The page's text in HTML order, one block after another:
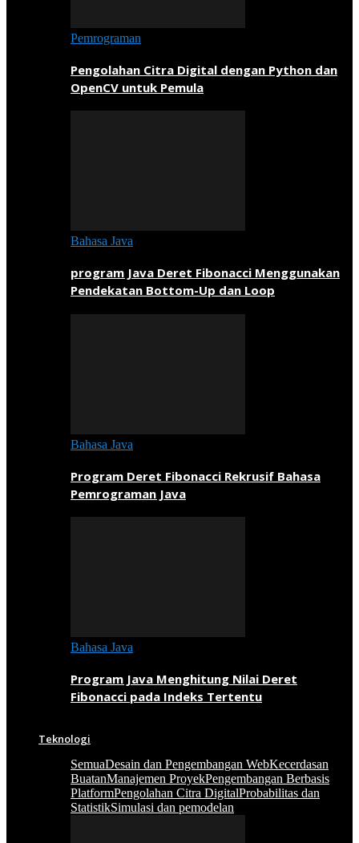
Pemrograman
Pengolahan Citra Digital dengan Python dan
OpenCV untuk Pemula
Bahasa Java
program Java Deret Fibonacci Menggunakan
Pendekatan Bottom-Up dan Loop
Bahasa Java
Program Deret Fibonacci Rekrusif Bahasa
Pemrograman Java
Bahasa Java
Program Java Menghitung Nilai Deret
Fibonacci pada Indeks Tertentu
Teknologi
SemuaDesain dan Pengembangan WebKecerdasan
BuatanManajemen ProyekPengembangan Berbasis
PlatformPengolahan Citra DigitalProbabilitas dan
StatistikSimulasi dan pemodelan